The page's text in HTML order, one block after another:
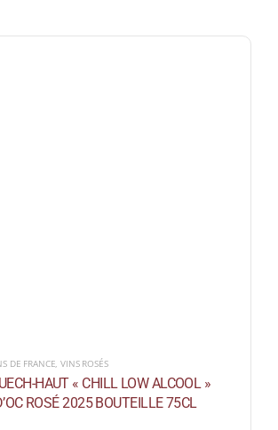
DE FRANCE ,VINS ROSÉS
HAUT « CHILL LOW ALCOOL »
ROSÉ 2025 BOUTEILLE 75CL